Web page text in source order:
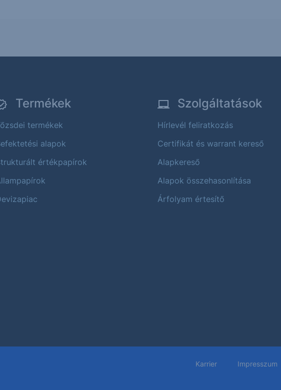
Termékek
termékek
alapok
értékpapírok
Szolgáltatások
Hírlevél feliratkozás
Certifikát és warrant kereső
Alapkereső
Alapok összehasonlítása
Árfolyam értesítő
Karrier Impresszum